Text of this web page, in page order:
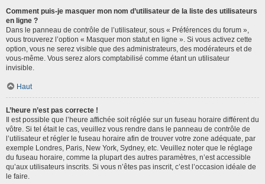
Comment puis-je masquer mon nom d’utilisateur de la liste des utilisateurs
en ligne ?
Dans le panneau de contrôle de l’utilisateur, sous « Préférences du forum »,
vous trouverez l’option « Masquer mon statut en ligne ». Si vous activez cette
option, vous ne serez visible que des administrateurs, des modérateurs et de
vous-même. Vous serez alors comptabilisé comme étant un utilisateur
invisible.
Haut
L’heure n’est pas correcte !
Il est possible que l’heure affichée soit réglée sur un fuseau horaire différent du
vôtre. Si tel était le cas, veuillez vous rendre dans le panneau de contrôle de
l’utilisateur et régler le fuseau horaire afin de trouver votre zone adéquate, par
exemple Londres, Paris, New York, Sydney, etc. Veuillez noter que le réglage
du fuseau horaire, comme la plupart des autres paramètres, n’est accessible
qu’aux utilisateurs inscrits. Si vous n’êtes pas inscrit, c’est l’occasion idéale de
le faire.